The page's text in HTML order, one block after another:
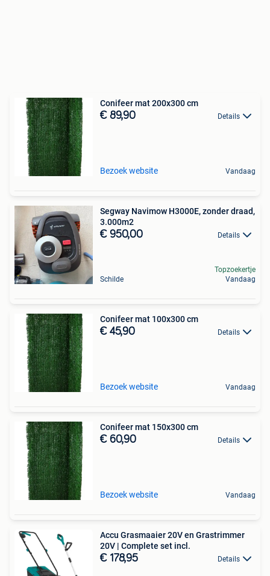
Conifeer mat 200x300 cm
€ 89,90 Details
Bezoek website Vandaag
Segway Navimow H3000E, zonder draad,
3.000m2
€ 950,00 Details
Schilde
Topzoekertje
Vandaag
Conifeer mat 100x300 cm
€ 45,90 Details
Bezoek website Vandaag
Conifeer mat 150x300 cm
€ 60,90 Details
Bezoek website Vandaag
Accu Grasmaaier 20V en Grastrimmer
20V | Complete set incl.
€ 178,95 Details